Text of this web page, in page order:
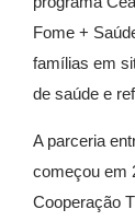
Fome +
famílias em
de saúde e
A parceria
começou em
Cooperação